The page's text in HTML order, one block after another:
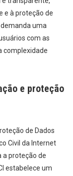
e à proteção de
uma
com as
complexidade
e proteção
de Dados
Civil da Internet
a proteção de
estabelece um